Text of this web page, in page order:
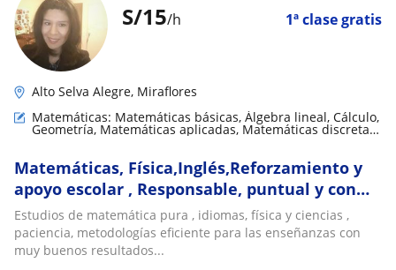
S/15/h 1ª clase gratis
Alto Selva Alegre, Miraflores
Matemáticas: Matemáticas básicas, Álgebra lineal, Cálculo,
Geometría, Matemáticas aplicadas, Matemáticas discretas,
Teoría de números, Trigonometría
Matemáticas, Física,Inglés,Reforzamiento y
apoyo escolar , Responsable, puntual y con
experiencia en la enseñanza fuera y dentro
del pais
Estudios de matemática pura , idiomas, física y ciencias ,
paciencia, metodologías eficiente para las enseñanzas con
muy buenos resultados...